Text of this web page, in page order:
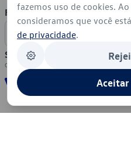
Formas de Pagamento
Segurança
fazemos uso de cookies.
consideramos que você
de privacidade.